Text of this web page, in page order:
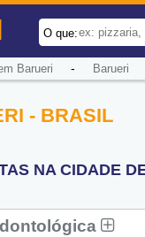
O que:
Barueri - Barueri
- BRASIL
NA CIDADE